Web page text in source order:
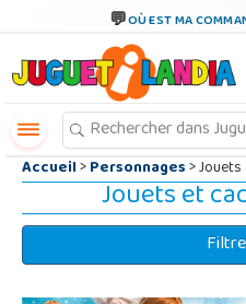
OÙ EST MA
Accueil>Personnages>
Jouets et